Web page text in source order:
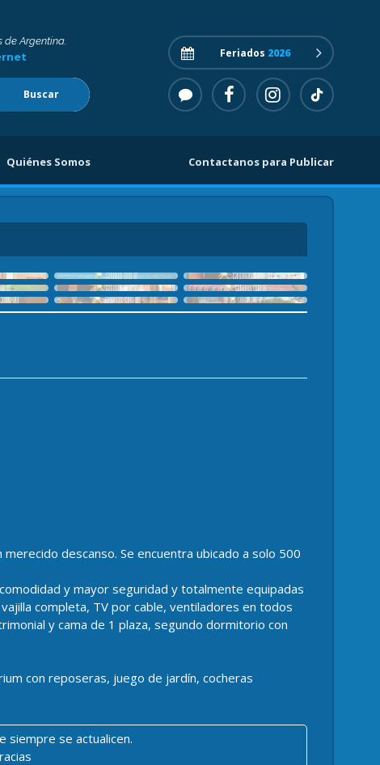
de Argentina.
Buscar
Feriados 2026
Quiénes Somos Contactanos para Publicar
descanso. Se encuentra ubicado a solo 500
y mayor seguridad y totalmente equipadas
completa, TV por cable, ventiladores en todos
y cama de 1 plaza, segundo dormitorio con
con reposeras, juego de jardín, cocheras
siempre se actualicen.